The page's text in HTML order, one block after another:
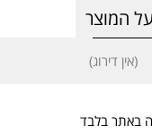
המוצר
(אין דירוג)
באתר בלבד